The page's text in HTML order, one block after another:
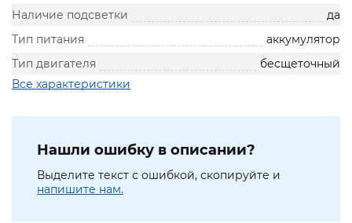
Наличие подсветки
да
Тип питания
аккумулятор
Тип двигателя
бесщеточный
Все характеристики
Нашли ошибку в описании?
Выделите текст с ошибкой, скопируйте и
напишите нам.